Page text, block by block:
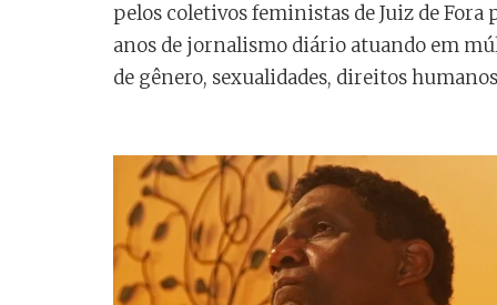
pelos coletivos feministas de Juiz de Fora
anos de jornalismo diário atuando em
de gênero, sexualidades, direitos